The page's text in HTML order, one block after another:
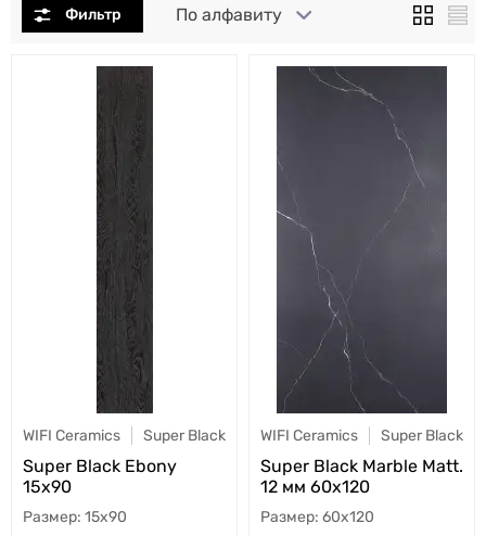
По алфавиту
WIFI Ceramics Super Black
Super Black Ebony
15x90
15x90
WIFI Ceramics Super Black
Super Black Marble Matt.
12 мм 60x120
60x120